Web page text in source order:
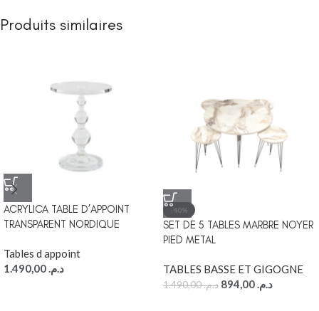
Produits similaires
ACRYLICA TABLE D’APPOINT
TRANSPARENT NORDIQUE
Tables d appoint
د.م.
-40%
SET DE 5 TABLES MARBRE NOYER
PIED METAL
TABLES BASSE ET GIGOGNE
د.م.1.490,00 د.م.